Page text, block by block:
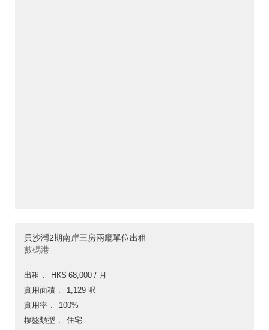
貝沙灣2期南岸三房兩廳單位出租
數碼港
出租
HK$ 68,000 / 月
實用面積
1,129 呎
實用率
100%
樓盤類型
住宅